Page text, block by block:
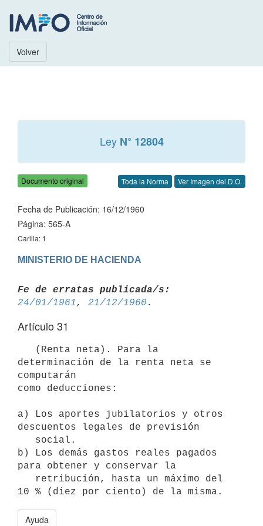
Volver
Ley N° 12804
Documento original Toda la Norma Ver Imagen del D.O.
Fecha de Publicación: 16/12/1960
Página: 565-A
Carilla: 1
MINISTERIO DE HACIENDA
Fe de erratas publicada/s:
24/01/1961 , 21/12/1960
Artículo 31
determinación de la renta neta se
computarán
como deducciones:
a) Los aportes jubilatorios y otros
descuentos legales de previsión
b) Los demás gastos reales pagados
para obtener y conservar la
Ayuda